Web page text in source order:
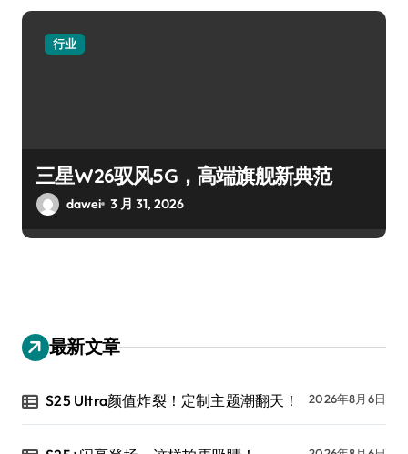
行业
三星W26驭风5G，高端旗舰新典范
dawei 3 月 31, 2026
最新文章
S25 Ultra颜值炸裂！定制主题潮翻天！ 2026年8月6日